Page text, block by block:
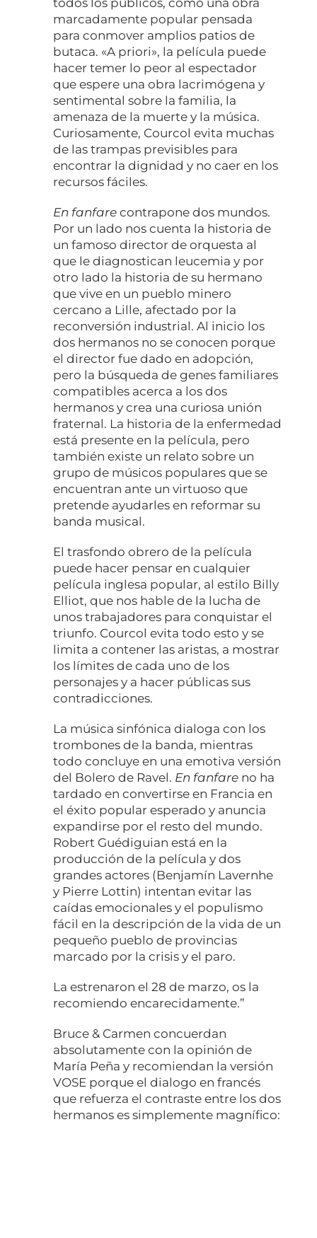
marcadamente popular pensada
para conmover amplios patios de
butaca. «A priori», la película puede
hacer temer lo peor al espectador
que espere una obra lacrimógena y
sentimental sobre la familia, la
amenaza de la muerte y la música.
Curiosamente, Courcol evita muchas
de las trampas previsibles para
encontrar la dignidad y no caer en los
recursos fáciles.
En fanfarecontrapone dos mundos.
Por un lado nos cuenta la historia de
un famoso director de orquesta al
que le diagnostican leucemia y por
otro lado la historia de su hermano
que vive en un pueblo minero
cercano a Lille, afectado por la
reconversión industrial. Al inicio los
dos hermanos no se conocen porque
el director fue dado en adopción,
pero la búsqueda de genes familiares
compatibles acerca a los dos
hermanos y crea una curiosa unión
fraternal. La historia de la enfermedad
está presente en la película, pero
también existe un relato sobre un
grupo de músicos populares que se
encuentran ante un virtuoso que
pretende ayudarles en reformar su
banda musical.
El trasfondo obrero de la película
puede hacer pensar en cualquier
película inglesa popular, al estilo Billy
Elliot, que nos hable de la lucha de
unos trabajadores para conquistar el
triunfo. Courcol evita todo esto y se
limita a contener las aristas, a mostrar
los límites de cada uno de los
personajes y a hacer públicas sus
contradicciones.
La música sinfónica dialoga con los
trombones de la banda, mientras
todo concluye en una emotiva versión
del Bolero de Ravel. En fanfare no ha
tardado en convertirse en Francia en
el éxito popular esperado y anuncia
expandirse por el resto del mundo.
Robert Guédiguian está en la
producción de la película y dos
grandes actores (Benjamín Lavernhe
y Pierre Lottin) intentan evitar las
caídas emocionales y el populismo
fácil en la descripción de la vida de un
pequeño pueblo de provincias
marcado por la crisis y el paro.
La estrenaron el 28 de marzo, os la
recomiendo encarecidamente.”
Bruce & Carmen concuerdan
absolutamente con la opinión de
María Peña y recomiendan la versión
VOSE porque el dialogo en francés
que refuerza el contraste entre los dos
hermanos es simplemente magnífico: